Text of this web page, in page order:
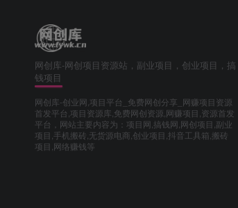
网创库-网创项目资源站，副业项目，创业项目，搞
钱项目
网创库-创业网,项目平台_免费网创分享_网赚项目资源
首发平台,项目资源库,免费网创资源,网赚项目,资源首发
平台，网站主要内容为：项目网,搞钱网,网创项目,副业
项目,手机搬砖,无货源电商,创业项目,抖音工具箱,搬砖
项目,网络赚钱等